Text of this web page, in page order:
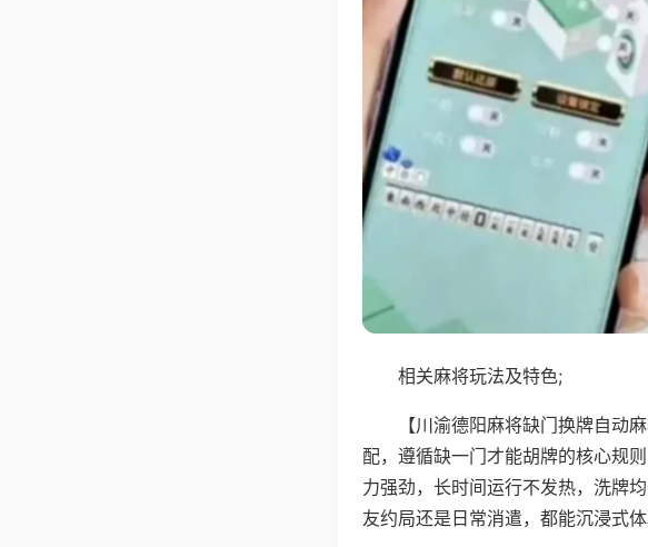
相关麻将玩法及特色;
【川渝德阳麻将缺门换牌自动
配，遵循缺一门才能胡牌的核心规
力强劲，长时间运行不发热，洗牌
友约局还是日常消遣，都能沉浸式